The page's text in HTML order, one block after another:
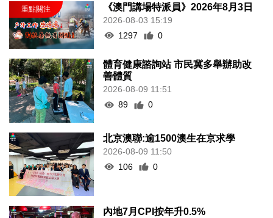
《澳門講場特派員》2026年8月3日
2026-08-03 15:19
1297
0
體育健康諮詢站 市民冀多舉辦助改
善體質
2026-08-09 11:51
89
0
北京澳聯:逾1500澳生在京求學
2026-08-09 11:50
106
0
內地7月CPI按年升0.5%